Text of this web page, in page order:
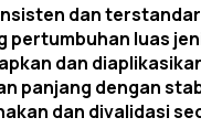
dan
pertumbuhan luas
dan
panjang dengan
dan divalidasi